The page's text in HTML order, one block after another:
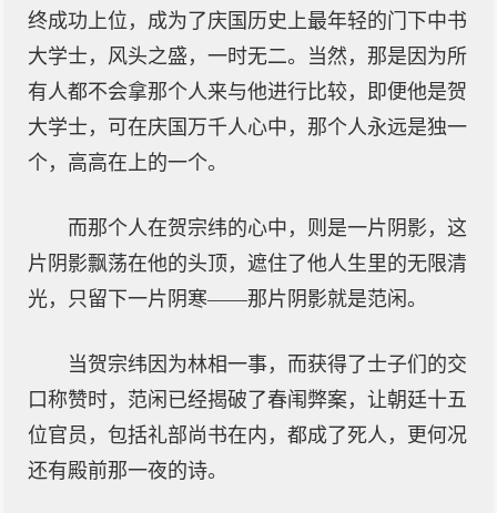
终成功上位，成为了庆国历史上最年轻的门下中书
大学士，风头之盛，一时无二。当然，那是因为所
有人都不会拿那个人来与他进行比较，即便他是贺
大学士，可在庆国万千人心中，那个人永远是独一
个，高高在上的一个。
而那个人在贺宗纬的心中，则是一片阴影，这
片阴影飘荡在他的头顶，遮住了他人生里的无限清
光，只留下一片阴寒——那片阴影就是范闲。
当贺宗纬因为林相一事，而获得了士子们的交
口称赞时，范闲已经揭破了春闱弊案，让朝廷十五
位官员，包括礼部尚书在内，都成了死人，更何况
还有殿前那一夜的诗。